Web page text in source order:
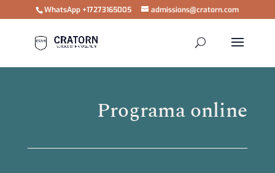
WhatsApp +17273165005 admissions@cratorn.com
Programa online